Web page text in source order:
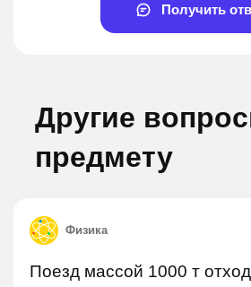
Получить
Другие
предмету
Физика
Поезд массой 1000 т